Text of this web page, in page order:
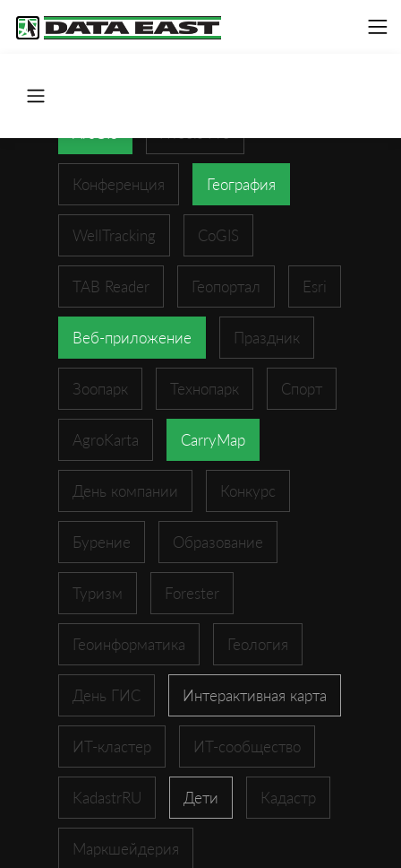
Конференция География
WellTracking CoGIS
TAB Reader Геопортал Esri
Веб-приложение Праздник
Зоопарк Технопарк Спорт
AgroKarta CarryMap
День компании Конкурс
Бурение Образование
Туризм Forester
Геоинформатика Геология
День ГИС Интерактивная карта
ИТ-кластер ИТ-сообщество
KadastrRU Дети Кадастр
Маркшейдерия